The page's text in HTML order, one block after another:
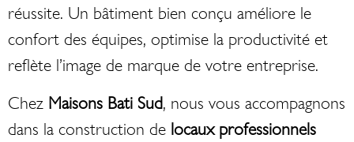
réussite. Un bâtiment bien conçu améliore le
confort des équipes, optimise la productivité et
reflète l’image de marque de votre entreprise.
Chez Maisons Bati Sud, nous vous accompagnons
dans la construction de locaux professionnels